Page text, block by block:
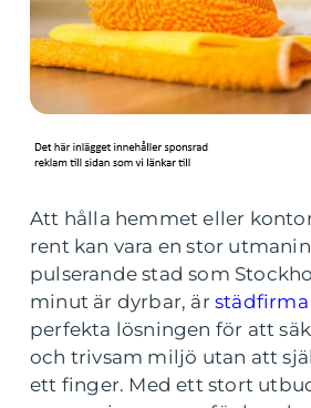
Att hålla hemmet eller
rent kan vara en stor
pulserande stad som
minut är dyrbar, är
perfekta lösningen för att
och trivsam miljö utan att
ett finger. Med ett stort